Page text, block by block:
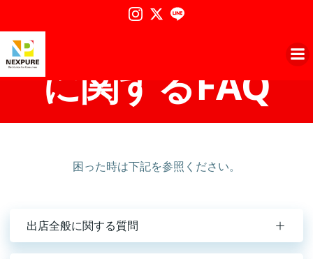
コ
ン
へ
キ
プ
ネクスプレイス
に関するFAQ
困った時は下記を参照ください。
出店全般に関する質問